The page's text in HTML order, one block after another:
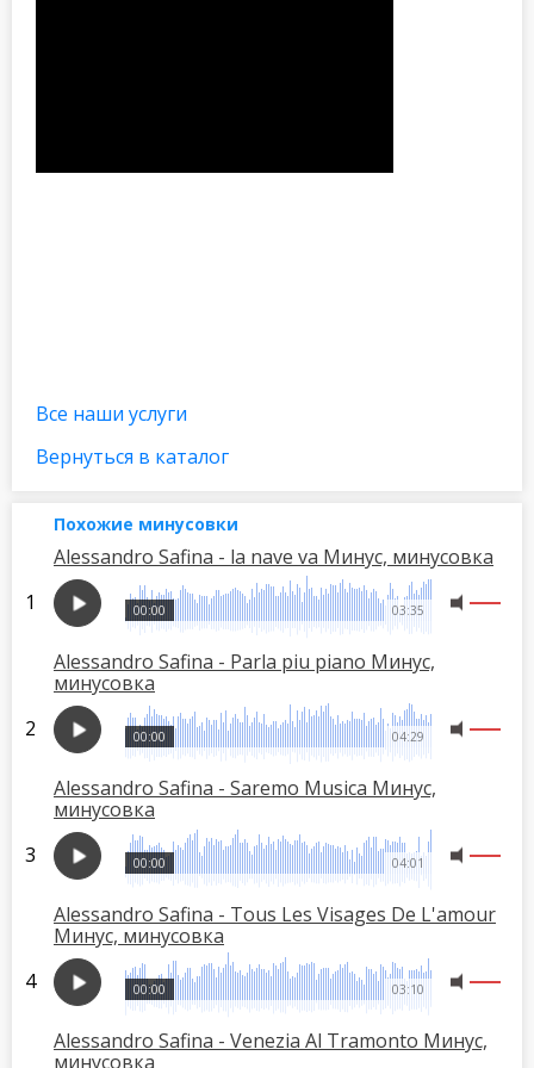
Все наши услуги
Вернуться в каталог
Похожие минусовки
Alessandro Safina - la nave va Минус, минусовка
03:35
00:00
Alessandro Safina - Parla piu piano Минус,
минусовка
04:29
00:00
Alessandro Safina - Saremo Musica Минус,
минусовка
04:01
00:00
Alessandro Safina - Tous Les Visages De L'amour
Минус, минусовка
03:10
00:00
Alessandro Safina - Venezia Al Tramonto Минус,
минусовка